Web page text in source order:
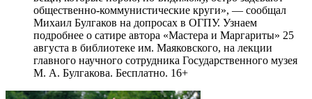
общественно-коммунистические круги», — сообщал
Михаил Булгаков на допросах в ОГПУ. Узнаем
подробнее о сатире автора «Мастера и Маргариты» 25
августа в библиотеке им. Маяковского, на лекции
главного научного сотрудника Государственного музея
М. А. Булгакова. Бесплатно. 16+